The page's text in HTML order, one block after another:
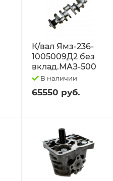
К/вал Ямз-236-
1005009Д2 без
вклад.МАЗ-500
В наличии
65550 руб.